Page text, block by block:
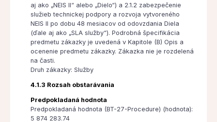
aj ako „NEIS II“ alebo „Dielo“) a 2.1.2 zabezpečenie
služieb technickej podpory a rozvoja vytvoreného
NEIS II po dobu 48 mesiacov od odovzdania Diela
(ďale aj ako „SLA služby“). Podrobná špecifikácia
predmetu zákazky je uvedená v Kapitole (B) Opis a
ocenenie predmetu zákazky. Zákazka nie je rozdelená
na časti.
Druh zákazky: Služby
4.1.3 Rozsah obstarávania
Predpokladaná hodnota
Predpokladaná hodnota (BT-27-Procedure) (hodnota):
5 874 283.74